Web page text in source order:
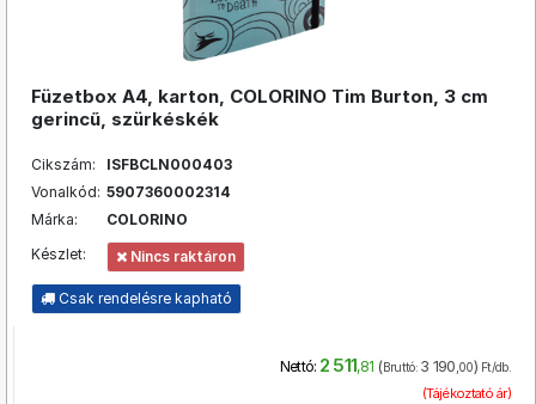
Füzetbox A4, karton, COLORINO Tim Burton, 3 cm
gerincű, szürkéskék
Cikszám:
ISFBCLN000403
Vonalkód: 5907360002314
Márka:
COLORINO
Készlet:
Nincs raktáron
Csak rendelésre kapható
Nettó: 2 511,81 (Bruttó: 3 190,00) Ft/db.
(Tájékoztató ár)